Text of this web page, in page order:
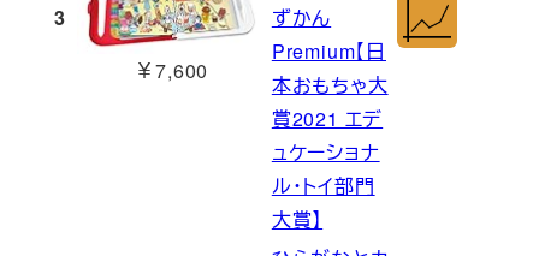
3
￥7,600
ずかん
Premium【日
本おもちゃ大
賞2021 エデ
ュケーショナ
ル・トイ部門
大賞】